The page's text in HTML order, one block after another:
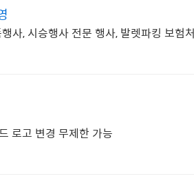
사, 시승행사 전문 행사, 발렛파킹 보험
로고 변경 무제한 가능